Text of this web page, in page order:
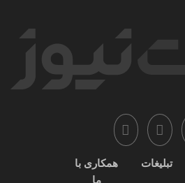
تبلیغات
همکاری با
ما